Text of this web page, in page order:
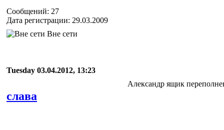
Сообщений: 27
Дата регистрации: 29.03.2009
Вне сети
Tuesday 03.04.2012, 13:23
слава
Александр ящик